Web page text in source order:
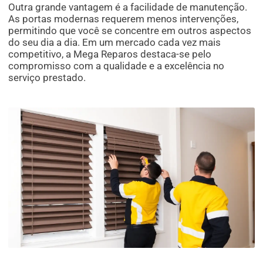
Outra grande vantagem é a facilidade de manutenção.
As portas modernas requerem menos intervenções,
permitindo que você se concentre em outros aspectos
do seu dia a dia. Em um mercado cada vez mais
competitivo, a Mega Reparos destaca-se pelo
compromisso com a qualidade e a excelência no
serviço prestado.